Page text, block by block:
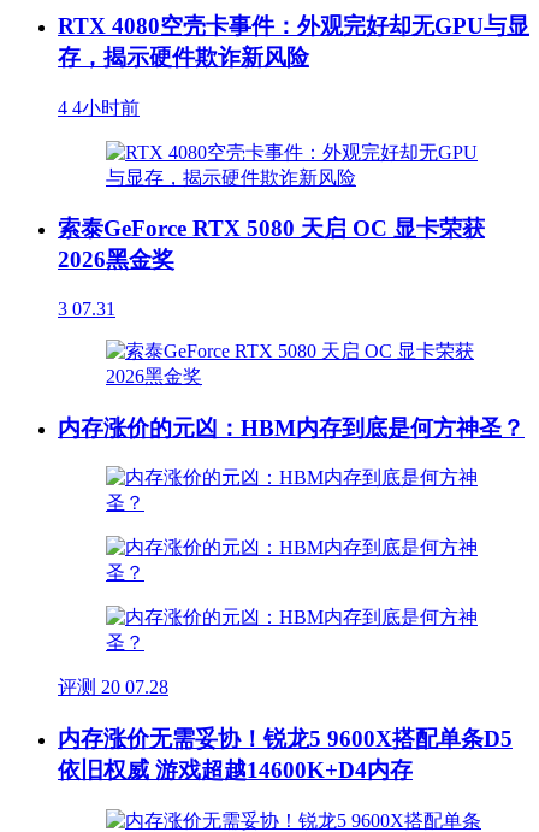
RTX 4080空壳卡事件：外观完好却无GPU与显
存，揭示硬件欺诈新风险
4 4小时前
索泰GeForce RTX 5080 天启 OC 显卡荣获
2026黑金奖
3 07.31
内存涨价的元凶：HBM内存到底是何方神圣？
评测 20 07.28
内存涨价无需妥协！锐龙5 9600X搭配单条D5
依旧权威 游戏超越14600K+D4内存